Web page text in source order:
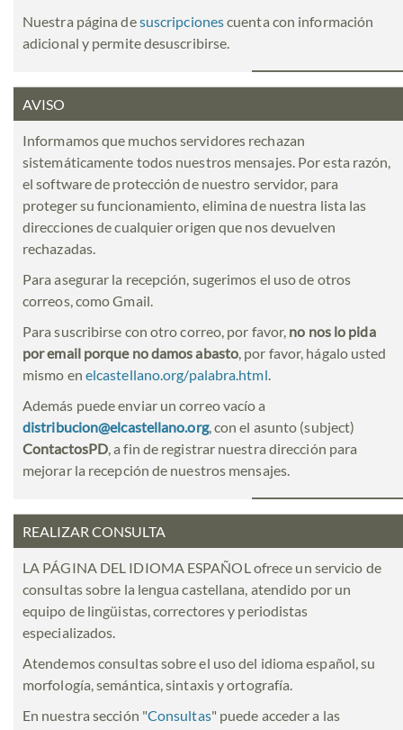
Nuestra página desuscripcionescuenta con información
adicional y permite desuscribirse.
AVISO
Informamos que muchos servidores rechazan
sistemáticamente todos nuestros mensajes. Por esta razón,
el software de protección de nuestro servidor, para
proteger su funcionamiento, elimina de nuestra lista las
direcciones de cualquier origen que nos devuelven
rechazadas.
Para asegurar la recepción, sugerimos el uso de otros
correos, como Gmail.
Para suscribirse con otro correo, por favor, no nos lo pida
por email porque no damos abasto , por favor, hágalo usted
mismo en elcastellano.org/palabra.html
Además puede enviar un correo vacío a
distribucion@elcastellano.org, con el asunto (subject)
ContactosPD , a fin de registrar nuestra dirección para
mejorar la recepción de nuestros mensajes.
REALIZAR CONSULTA
LA PÁGINA DEL IDIOMA ESPAÑOL ofrece un servicio de
consultas sobre la lengua castellana, atendido por un
equipo de lingüistas, correctores y periodistas
especializados.
Atendemos consultas sobre el uso del idioma español, su
morfología, semántica, sintaxis y ortografía.
En nuestra sección "Consultas" puede acceder a las